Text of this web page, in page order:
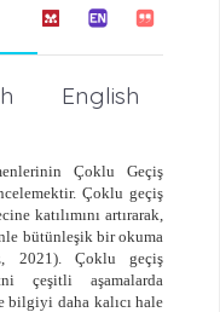
English
Çoklu Geçiş
Çoklu geçiş
katılımını artırarak,
bütünleşik bir okuma
2021).Çoklu geçiş
çeşitli aşamalarda
bilgiyi daha kalıcı hale